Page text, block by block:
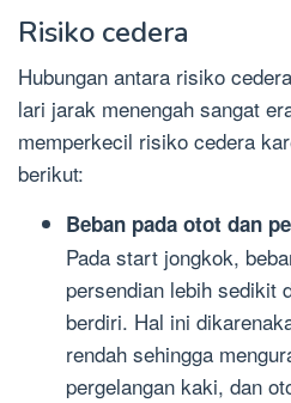
Risiko cedera
Hubungan antara risiko
lari jarak menengah sangat
memperkecil risiko cedera
berikut:
Beban pada otot dan
Pada start jongkok,
persendian lebih sedikit
berdiri. Hal ini
rendah sehingga
pergelangan kaki, dan